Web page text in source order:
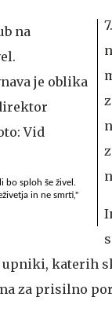
bo sploh še živel.
in ne smrti,"
upniki, katerih
za prisilno